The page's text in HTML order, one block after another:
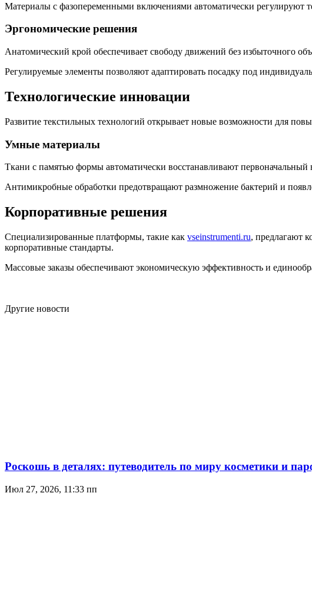
Материалы с фазопеременными включениями автоматически регулируют
Эргономические решения
Анатомический крой обеспечивает свободу движений без избыточного
Регулируемые элементы позволяют адаптировать посадку под
Технологические инновации
Развитие текстильных технологий открывает новые возможности для
Умные материалы
Ткани с памятью формы автоматически восстанавливают
Антимикробные обработки предотвращают размножение бактерий и
Корпоративные решения
Специализированные платформы, такие как vseinstrumenti.ru, предлагают
корпоративные стандарты.
Массовые заказы обеспечивают экономическую эффективность и
Другие новости
Роскошь в деталях: путеводитель по миру косметики и
Июл 27, 2026, 11:33 пп